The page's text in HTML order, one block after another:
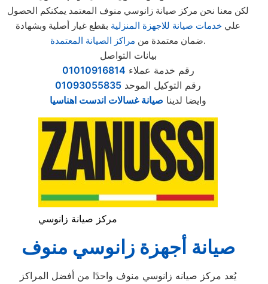
لكن معنا نحن مركز صيانة زانوسي منوف المعتمد يمكنكم الحصول
علي خدمات صيانة للاجهزة المنزلية بقطع غيار أصلية وبشهادة
ضمان معتمدة من مراكز الصيانة المعتمدة .
بيانات التواصل
رقم خدمة عملاء 01010916814
رقم التوكيل الموحد 01093055835
وايضا لدينا صيانة غسالات اندست اهناسيا
مركز صيانة زانوسي
صيانة أجهزة زانوسي منوف
يُعد مركز صيانه زانوسي منوف واحدًا من أفضل المراكز